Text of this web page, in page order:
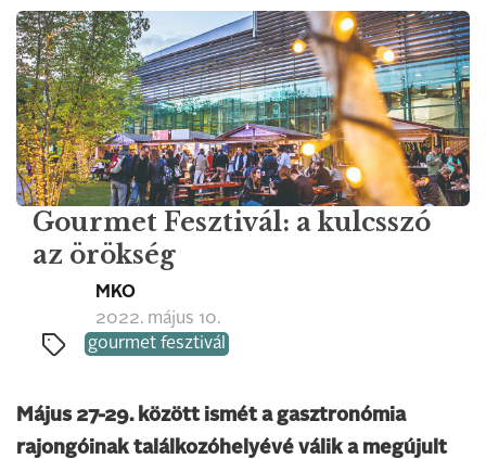
Gourmet Fesztivál: a kulcsszó
az örökség
MKO
2022. május 10.
gourmet fesztivál
Május 27-29. között ismét a gasztronómia
rajongóinak találkozóhelyévé válik a megújult